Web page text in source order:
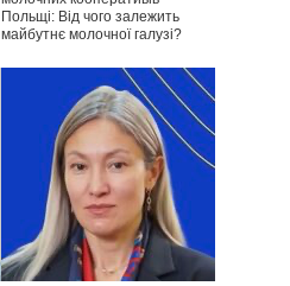
Польщі: Від чого залежить
майбутнє молочної галузі?